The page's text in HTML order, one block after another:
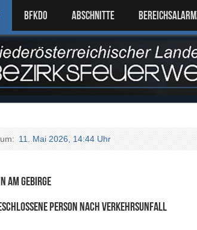
BFKDO ABSCHNITTE
11. Mai 2026, 14:44 Uhr
am Gebirge
Person nach Verkehrsunfall